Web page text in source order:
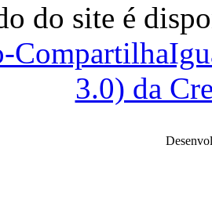
do site é
3.0) da